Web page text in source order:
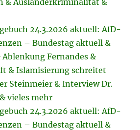
24.3.2026 aktuell: AfD-
– Bundestag aktuell &
Ablenkung Fernandes &
& Islamisierung schreitet
Steinmeier & Interview Dr.
vieles mehr
24.3.2026 aktuell: AfD-
– Bundestag aktuell &